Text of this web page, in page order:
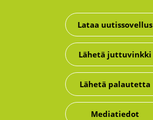
Lataa uutissovellus
Lähetä juttuvinkki
Lähetä palautetta
Mediatiedot